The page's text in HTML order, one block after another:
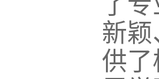
新
供